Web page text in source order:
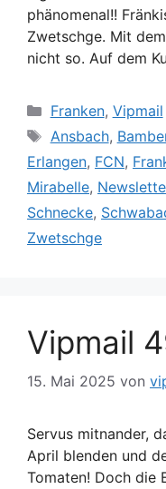
phänomenal!!
Zwetschge. Mit
nicht so. Auf dem
Kategorien
Franken, Vipmail
Schlagwörter
Ansbach,
Erlangen, FCN,
Mirabelle,
Schnecke,
Zwetschge
Vipmail
15. Mai 2025 von
Servus mitnander,
April blenden und
Tomaten! Doch die